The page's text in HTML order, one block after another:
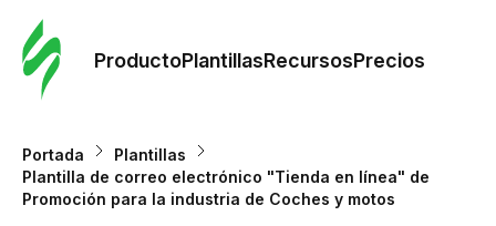
ProductoPlantillasRecursosPrecios
Portada
Plantillas
Plantilla de correo electrónico "Tienda en línea" de
Promoción para la industria de Coches y motos